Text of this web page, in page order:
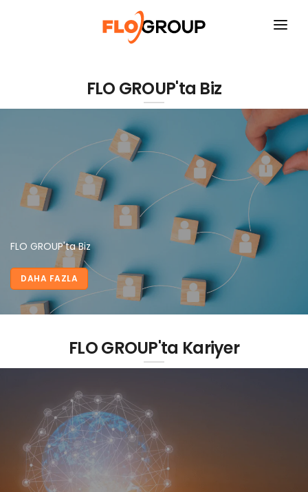
SÜRDÜRÜLEBILIRLIK
FAALIYET ALANLARI
İNSAN KAYNAKLARI
BASIN ODASI
İLETIŞIM
FLO GROUP'ta Biz
FLO GROUP'ta Biz
DAHA FAZLA
FLO GROUP'ta Kariyer